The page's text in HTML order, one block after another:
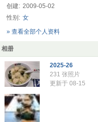
创建: 2009-05-02
性别: 女
» 查看全部个人资料
相册
2025-26
231 张照片
更新于 08-15